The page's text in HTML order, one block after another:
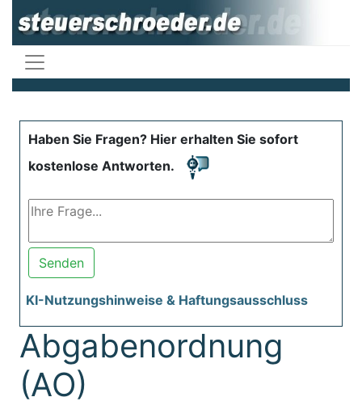
Haben Sie Fragen? Hier erhalten Sie sofort
kostenlose Antworten.
Senden
KI-Nutzungshinweise & Haftungsausschluss
Abgabenordnung
(AO)